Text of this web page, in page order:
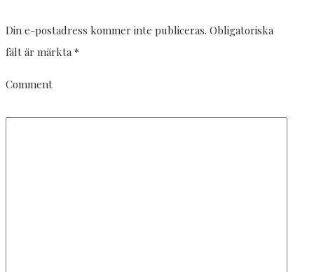
Din e-postadress kommer inte publiceras. Obligatoriska
fält är märkta*
Comment